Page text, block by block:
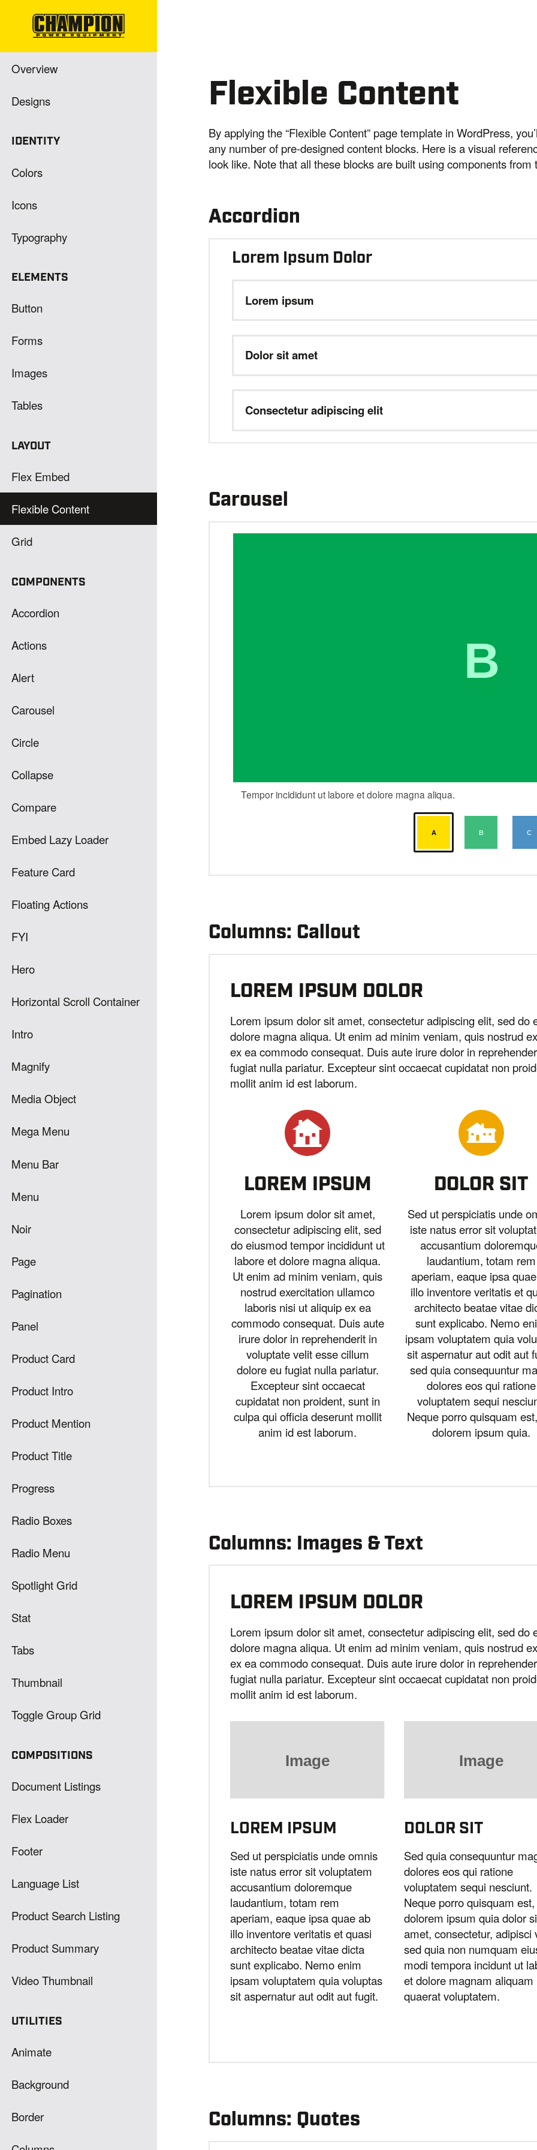
Overview
Designs
IDENTITY
Colors
Icons
Typography
ELEMENTS
Button
Forms
Images
Tables
LAYOUT
Flex Embed
Flexible Content
Grid
COMPONENTS
Accordion
Actions
Alert
Carousel
Circle
Collapse
Compare
Embed Lazy Loader
Feature Card
Floating Actions
FYI
Hero
Horizontal Scroll Container
Intro
Magnify
Media Object
Mega Menu
Menu Bar
Menu
Noir
Page
Pagination
Panel
Product Card
Product Intro
Product Mention
Product Title
Progress
Radio Boxes
Radio Menu
Spotlight Grid
Stat
Tabs
Thumbnail
Toggle Group Grid
COMPOSITIONS
Document Listings
Flex Loader
Footer
Language List
Product Search Listing
Product Summary
Video Thumbnail
UTILITIES
Animate
Background
Border
Flexible Content
By applying the “Flexible Content” page template in WordPress,
any number of pre-designed content blocks. Here is a visual
look like. Note that all these blocks are built using components from
Accordion
Lorem Ipsum Dolor
Lorem ipsum
Dolor sit amet
Consectetur adipiscing elit
Carousel
Tempor incididunt ut labore et dolore magna aliqua.
Columns: Callout
LOREM IPSUM DOLOR
Lorem ipsum dolor sit amet, consectetur adipiscing elit, sed
dolore magna aliqua. Ut enim ad minim veniam, quis nostrud
ex ea commodo consequat. Duis aute irure dolor in
fugiat nulla pariatur. Excepteur sint occaecat cupidatat non
mollit anim id est laborum.
LOREM IPSUM
Lorem ipsum dolor sit amet,
consectetur adipiscing elit, sed
do eiusmod tempor incididunt ut
labore et dolore magna aliqua.
Ut enim ad minim veniam, quis
nostrud exercitation ullamco
laboris nisi ut aliquip ex ea
commodo consequat. Duis aute
irure dolor in reprehenderit in
voluptate velit esse cillum
dolore eu fugiat nulla pariatur.
Excepteur sint occaecat
cupidatat non proident, sunt in
culpa qui officia deserunt mollit
anim id est laborum.
DOLOR SIT
Sed ut perspiciatis unde
iste natus error sit
accusantium
laudantium, totam rem
aperiam, eaque ipsa
illo inventore veritatis et
architecto beatae vitae
sunt explicabo. Nemo
ipsam voluptatem quia
sit aspernatur aut odit aut
sed quia consequuntur
dolores eos qui ratione
voluptatem sequi
Neque porro quisquam
dolorem ipsum quia.
Columns: Images & Text
LOREM IPSUM DOLOR
Lorem ipsum dolor sit amet, consectetur adipiscing elit, sed
dolore magna aliqua. Ut enim ad minim veniam, quis nostrud
ex ea commodo consequat. Duis aute irure dolor in
fugiat nulla pariatur. Excepteur sint occaecat cupidatat non
mollit anim id est laborum.
LOREM IPSUM
Sed ut perspiciatis unde omnis
iste natus error sit voluptatem
accusantium doloremque
laudantium, totam rem
aperiam, eaque ipsa quae ab
illo inventore veritatis et quasi
architecto beatae vitae dicta
sunt explicabo. Nemo enim
ipsam voluptatem quia voluptas
sit aspernatur aut odit aut fugit.
DOLOR SIT
Sed quia consequuntur
dolores eos qui ratione
voluptatem sequi nesciunt.
Neque porro quisquam
dolorem ipsum quia dolor
amet, consectetur, adipisci
sed quia non numquam
modi tempora incidunt ut
et dolore magnam aliquam
quaerat voluptatem.
Columns: Quotes